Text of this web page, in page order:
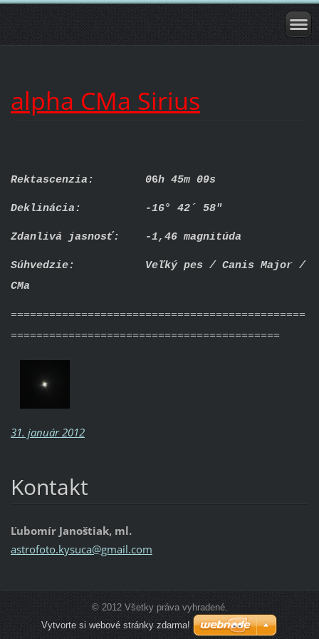
alpha CMa Sirius
Rektascenzia: 06h 45m 09s
Deklinácia: -16° 42´ 58"
Zdanlivá jasnosť: -1,46 magnitúda
Súhvedzie: Veľký pes / Canis Major /
CMa
==============================================
==========================================
31. január 2012
Kontakt
Ľubomír Janoštiak, ml.
astrofoto.kysuca@gmail.com
© 2012 Všetky práva vyhradené.
Vytvorte si webové stránky zdarma!